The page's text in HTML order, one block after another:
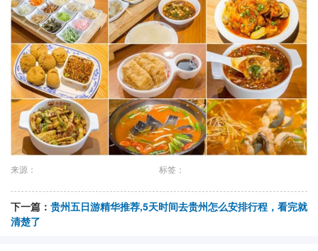
来源： 标签：
下一篇： 贵州五日游精华推荐,5天时间去贵州怎么安排行程，看完就
清楚了